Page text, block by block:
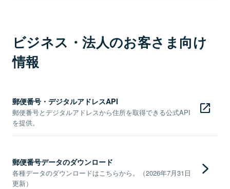
ビジネス・法人のお客さま向け
情報
郵便番号・デジタルアドレスAPI
郵便番号とデジタルアドレスから住所を取得できる公式API
を提供。
郵便番号データのダウンロード
各種データのダウンロードはこちらから。（2026年7月31日
更新）